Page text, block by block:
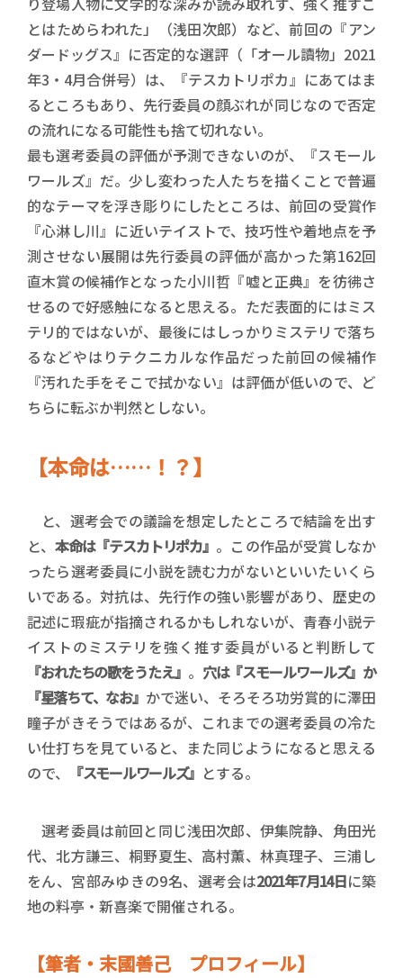
とはためらわれた」（浅田次郎）など、前回の『アン
ダードッグス』に否定的な選評（「オール讀物」2021
年3・4月合併号）は、『テスカトリポカ』にあてはま
るところもあり、先行委員の顔ぶれが同じなので否定
の流れになる可能性も捨て切れない。
最も選考委員の評価が予測できないのが、『スモール
ワールズ』だ。少し変わった人たちを描くことで普遍
的なテーマを浮き彫りにしたところは、前回の受賞作
『心淋し川』に近いテイストで、技巧性や着地点を予
測させない展開は先行委員の評価が高かった第162回
直木賞の候補作となった小川哲『嘘と正典』を彷彿さ
せるので好感触になると思える。ただ表面的にはミス
テリ的ではないが、最後にはしっかりミステリで落ち
るなどやはりテクニカルな作品だった前回の候補作
『汚れた手をそこで拭かない』は評価が低いので、ど
ちらに転ぶか判然としない。
【本命は……！？】
と、選考会での議論を想定したところで結論を出す
と、本命は『テスカトリポカ』 。この作品が受賞しなか
ったら選考委員に小説を読む力がないといいたいくら
いである。対抗は、先行作の強い影響があり、歴史の
記述に瑕疵が指摘されるかもしれないが、青春小説テ
イストのミステリを強く推す委員がいると判断して
『おれたちの歌をうたえ』 。 穴は『スモールワールズ』か
『星落ちて、なお』 かで迷い、そろそろ功労賞的に澤田
瞳子がきそうではあるが、これまでの選考委員の冷た
い仕打ちを見ていると、また同じようになると思える
ので、
『スモールワールズ』 とする。
選考委員は前回と同じ浅田次郎、伊集院静、角田光
代、北方謙三、桐野夏生、高村薫、林真理子、三浦し
をん、宮部みゆきの9名、選考会は2021年7月14日に築
地の料亭・新喜楽で開催される。
【筆者・末國善己 プロフィール】